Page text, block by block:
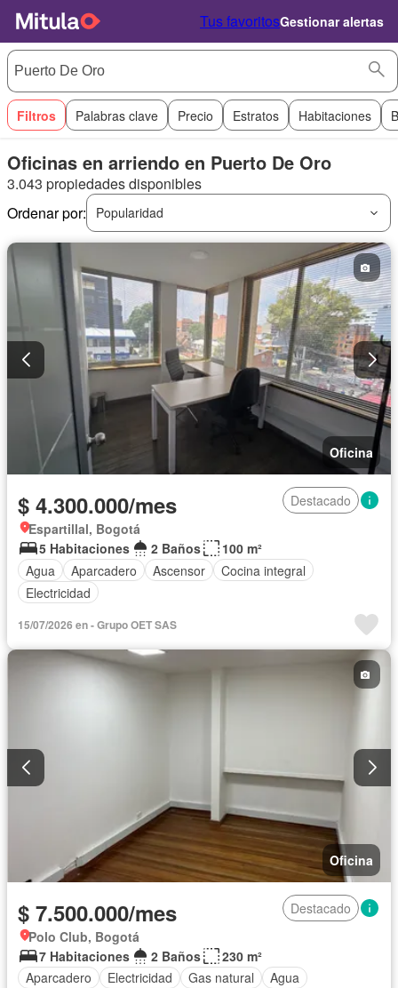
Tus favoritosGestionar alertas
Filtros Palabras clave Precio Estratos Habitaciones
Oficinas en arriendo en Puerto De Oro
3.043 propiedades disponibles
Ordenar por:
Popularidad
Oficina
$ 4.300.000/mes
Destacado
Espartillal, Bogotá
5 Habitaciones
2 Baños
100 m²
Agua
Aparcadero Ascensor
Cocina integral
Electricidad
15/07/2026 en - Grupo OET SAS
Oficina
$ 7.500.000/mes
Destacado
Polo Club, Bogotá
7 Habitaciones
2 Baños
230 m²
Aparcadero
Electricidad Gas natural Agua